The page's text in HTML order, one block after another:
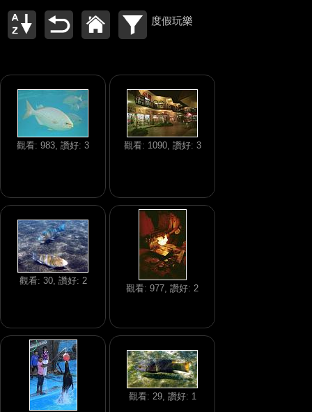
度假玩樂
觀看: 983, 讚好: 3 觀看: 1090, 讚好: 3
觀看: 30, 讚好: 2
觀看: 977, 讚好: 2
觀看: 29, 讚好: 1